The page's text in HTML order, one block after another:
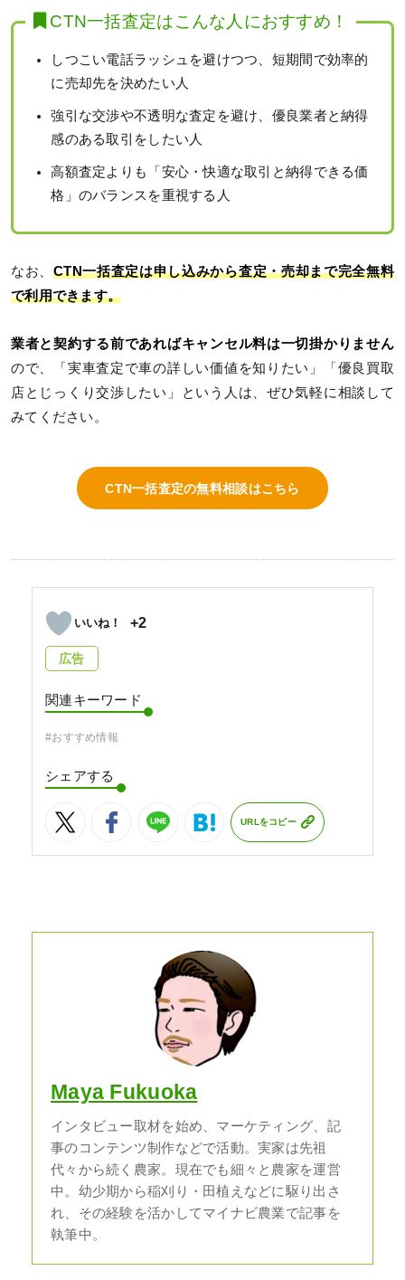
CTN一括査定はこんな人におすすめ！
しつこい電話ラッシュを避けつつ、短期間で効率的
に売却先を決めたい人
強引な交渉や不透明な査定を避け、優良業者と納得
感のある取引をしたい人
高額査定よりも「安心・快適な取引と納得できる価
格」のバランスを重視する人
なお、CTN一括査定は申し込みから査定・売却まで完全無料
で利用できます。
業者と契約する前であればキャンセル料は一切掛かりません
ので、「実車査定で車の詳しい価値を知りたい」「優良買取
店とじっくり交渉したい」という人は、ぜひ気軽に相談して
みてください。
CTN一括査定の無料相談はこちら
+2
広告
関連キーワード
#おすすめ情報
シェアする
URLをコピー
Maya Fukuoka
インタビュー取材を始め、マーケティング、記
事のコンテンツ制作などで活動。実家は先祖
代々から続く農家。現在でも細々と農家を運営
中。幼少期から稲刈り・田植えなどに駆り出さ
れ、その経験を活かしてマイナビ農業で記事を
執筆中。